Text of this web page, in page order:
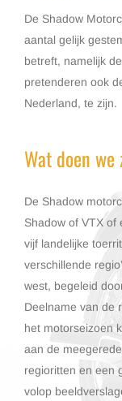
De Shadow
aantal gelijk
betreft, namelijk
pretenderen ook
Nederland, te zijn.
Wat doen
De Shadow
Shadow of VTX
vijf landelijke
verschillende
west, begeleid
Deelname van de
het motorseizoen
aan de
regioritten en een
volop